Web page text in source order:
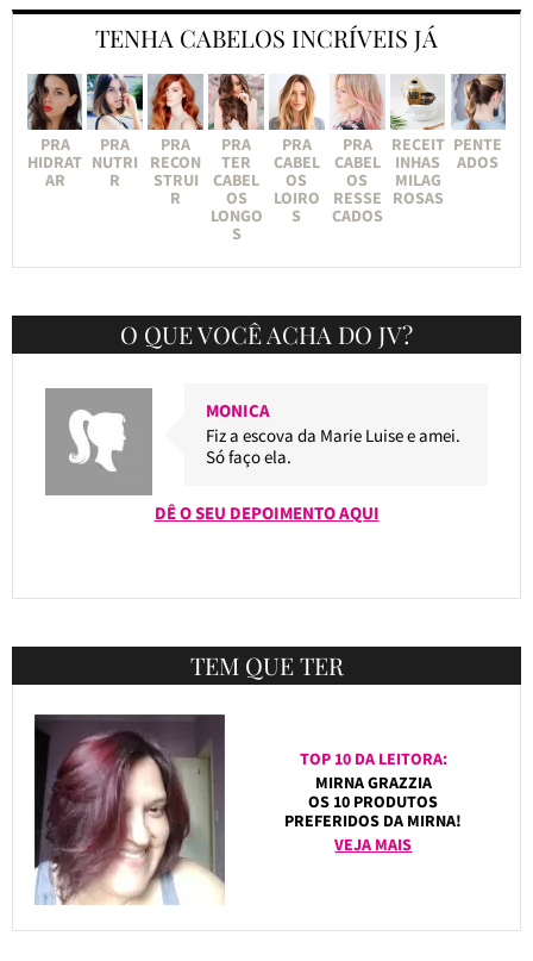
TENHA CABELOS INCRÍVEIS JÁ
PRA
HIDRAT
AR
PRA
NUTRI
R
PRA
RECON
STRUI
R
PRA
TER
CABEL
OS
LONGO
S
PRA
CABEL
OS
LOIRO
S
PRA
CABEL
OS
RESSE
CADOS
RECEIT
INHAS
MILAG
ROSAS
PENTE
ADOS
O QUE VOCÊ ACHA DO JV?
MONICA
Fiz a escova da Marie Luise e amei.
Só faço ela.
DÊ O SEU DEPOIMENTO AQUI
TEM QUE TER
TOP 10 DA LEITORA:
MIRNA GRAZZIA
OS 10 PRODUTOS
PREFERIDOS DA MIRNA!
VEJA MAIS